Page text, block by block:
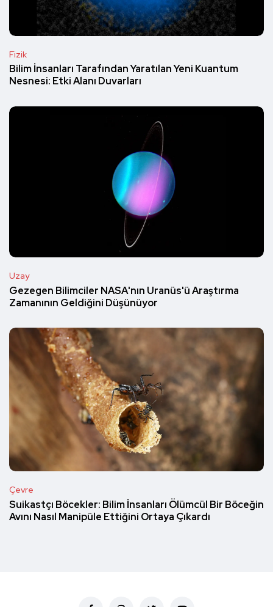
Fizik
Bilim İnsanları Tarafından Yaratılan Yeni Kuantum
Nesnesi: Etki Alanı Duvarları
Uzay
Gezegen Bilimciler NASA'nın Uranüs'ü Araştırma
Zamanının Geldiğini Düşünüyor
Çevre
Suikastçı Böcekler: Bilim İnsanları Ölümcül Bir Böceğin
Avını Nasıl Manipüle Ettiğini Ortaya Çıkardı